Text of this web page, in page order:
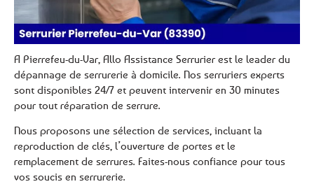
A Pierrefeu-du-Var, Allo Assistance Serrurier est le leader du
dépannage de serrurerie à domicile. Nos serruriers experts
sont disponibles 24/7 et peuvent intervenir en 30 minutes
pour tout réparation de serrure.
Nous proposons une sélection de services, incluant la
reproduction de clés, l’ouverture de portes et le
remplacement de serrures. Faites-nous confiance pour tous
vos soucis en serrurerie.